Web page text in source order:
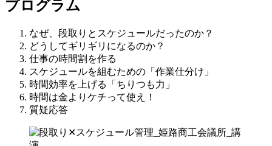
プログラム
なぜ、段取りとスケジュールだったのか？
どうしてギリギリになるのか？
仕事の時間割を作る
スケジュールを組むための「作業仕分け」
時間効率を上げる「ちりつも力」
時間は金よりケチって使え！
質疑応答